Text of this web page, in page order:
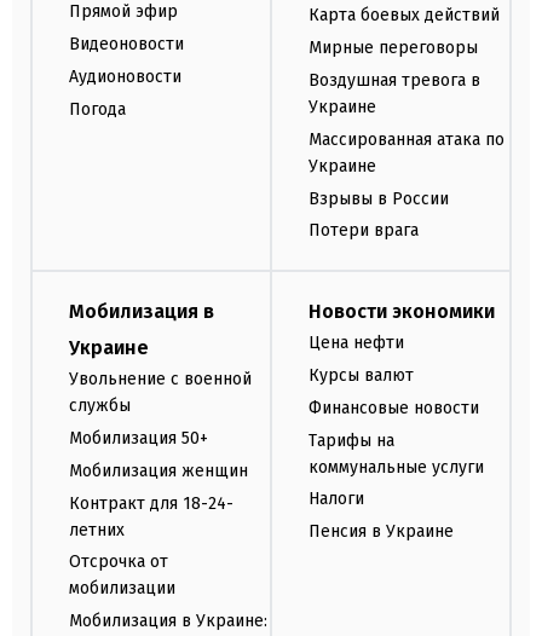
Прямой эфир
Видеоновости
Аудионовости
Погода
Карта боевых действий
Мирные переговоры
Воздушная тревога в
Украине
Массированная атака по
Украине
Взрывы в России
Потери врага
Мобилизация в
Украине
Увольнение с военной
службы
Мобилизация 50+
Мобилизация женщин
Контракт для 18-24-
летних
Отсрочка от
мобилизации
Мобилизация в Украине:
Новости экономики
Цена нефти
Курсы валют
Финансовые новости
Тарифы на
коммунальные услуги
Налоги
Пенсия в Украине